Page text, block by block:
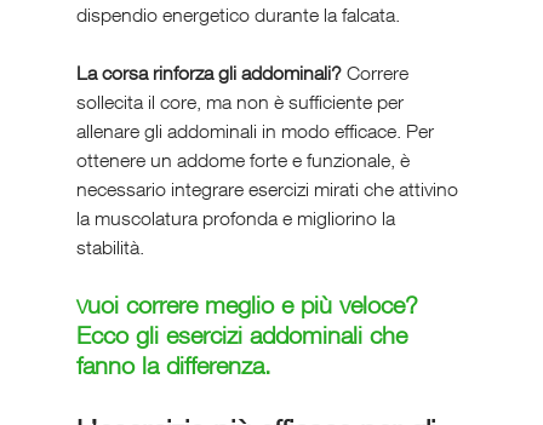
dispendio energetico durante la falcata.
La corsa rinforza gli addominali? Correre
sollecita il core, ma non è sufficiente per
allenare gli addominali in modo efficace. Per
ottenere un addome forte e funzionale, è
necessario integrare esercizi mirati che attivino
la muscolatura profonda e migliorino la
stabilità.
Vuoi correre meglio e più veloce?
Ecco gli esercizi addominali che
fanno la differenza.